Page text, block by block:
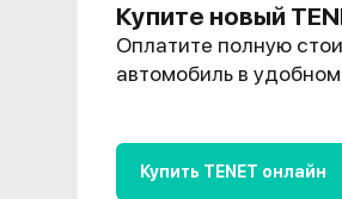
Купите новый
Оплатите полную
автомобиль в
Купить TENET онлайн